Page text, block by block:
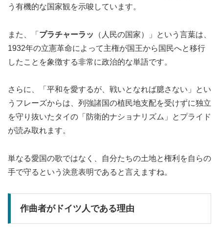
う有機的な国家観を示唆しています。
また、「 プラチャーラッ
（人民の国家）」という言葉は、
1932年の立憲革命によって主権が国王から国民へと移行
したことを象徴する非常に政治的な単語です。
さらに、「平和を愛するが、戦いとなれば臆さない」とい
うフレーズからは、列強諸国の植民地支配を受けずに独立
を守り抜いたタイの「防衛的ナショナリズム」とプライド
が読み取れます。
単なる愛国の歌ではなく、自分たちの土地と権利を自らの
手で守るという決意表明であると言えますね。
作曲者がドイツ人である理由